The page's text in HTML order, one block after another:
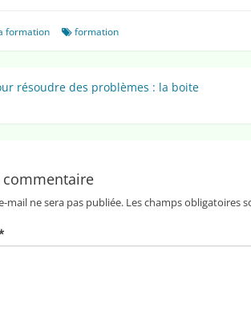
formation formation
résoudre des problèmes : la boite
commentaire
mail ne sera pas publiée. Les champs obligatoires